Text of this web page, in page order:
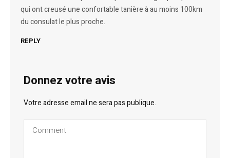
qui ont creusé une confortable tanière à au moins 100km
du consulat le plus proche.
REPLY
Donnez votre avis
Votre adresse email ne sera pas publique.